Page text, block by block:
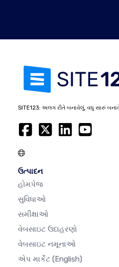
SITE123: અલગ રીતે બનાવેલું, વધુ સારું
ઉત્પાદન
હોમપેજ
સુવિધાઓ
સમીક્ષાઓ
વેબસાઇટ ઉદાહરણો
વેબસાઇટ નમૂનાઓ
એપ માર્કેટ (English)